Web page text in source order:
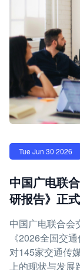
Tue Jun 30 2026
中国广电联
研报告》正
中国广电联合会
《2026全国交
对145家交通传
上的现状与发展